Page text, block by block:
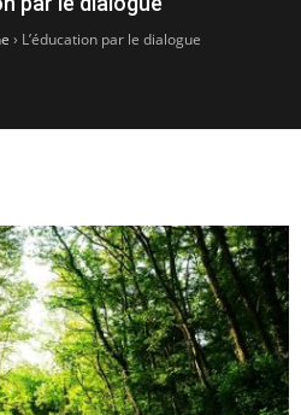
› L’éducation par le dialogue